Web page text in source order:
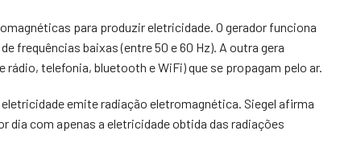
para produzir eletricidade. O gerador funciona
frequências baixas (entre 50 e 60 Hz). A outra gera
telefonia, bluetooth e WiFi) que se propagam pelo ar.
emite radiação eletromagnética. Siegel afirma
dia com apenas a eletricidade obtida das radiações